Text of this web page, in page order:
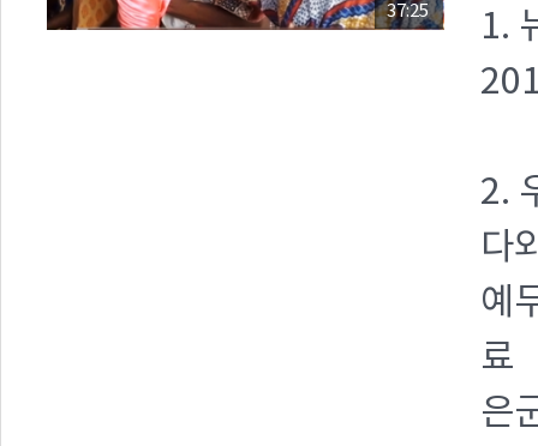
37:25
1.
2.
다
예
료
은